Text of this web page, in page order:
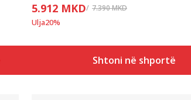
5.912 MKD 7.390MKD
Ulja20%
Shtoni në shportë